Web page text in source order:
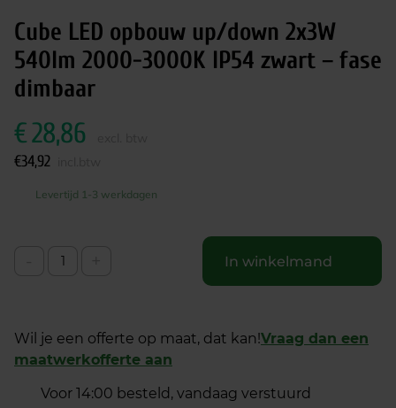
Cube LED opbouw up/down 2x3W
540lm 2000-3000K IP54 zwart – fase
dimbaar
€28,86
€34,92
Levertijd 1-3 werkdagen
In winkelmand
Wil je een offerte op maat, dat kan!Vraag dan een
maatwerkofferte aan
Voor 14:00 besteld, vandaag verstuurd